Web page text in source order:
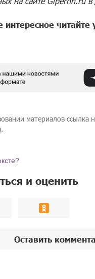
интересное читайте
материалов ссылка
и оценить
Оставить